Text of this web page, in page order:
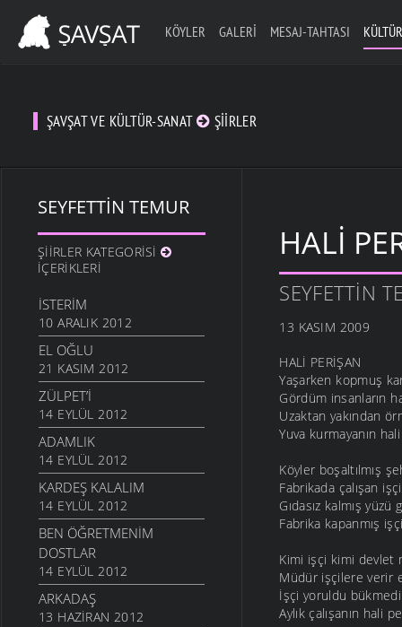
KÖYLER GALERI MESAJ-TAHTASI
ŞAVŞAT VE KÜLTÜR-SANAT ŞIIRLER
SEYFETTIN TEMUR
ŞIIRLER KATEGORISI
İÇERIKLERI
İSTERIM
10 ARALIK 2012
EL OĞLU
21 KASIM 2012
ZÜLPET’I
14 EYLÜL 2012
ADAMLIK
14 EYLÜL 2012
KARDEŞ KALALIM
14 EYLÜL 2012
BEN ÖĞRETMENIM
DOSTLAR
14 EYLÜL 2012
ARKADAŞ
13 HAZIRAN 2012
HALI
SEYFETTIN
13 KASIM 2009
HALİ PERİŞAN
Yaşarken kopmuş
Gördüm insanların
Uzaktan yakından
Yuva kurmayanın
Köyler boşaltılmış
Fabrikada çalışan
Gıdasız kalmış
Fabrika kapanmış
Kimi işçi kimi devlet
Müdür işçilere verir
İşçi yoruldu
Aylık çalışanın hali